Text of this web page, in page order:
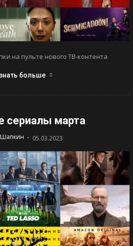
на пульте нового ТВ-контента
больше
сериалы марта
- 05.03.2023